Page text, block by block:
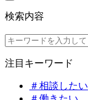
検索内容
注目キーワード
＃相談したい